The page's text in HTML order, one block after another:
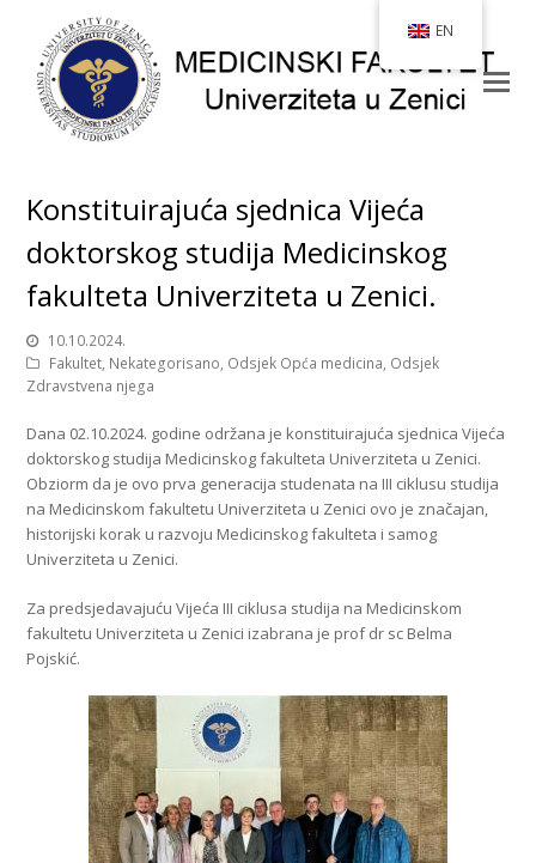
Konstituirajuća sjednica Vijeća
doktorskog studija Medicinskog
fakulteta Univerziteta u Zenici.
10.10.2024.
Fakultet, Nekategorisano, Odsjek Opća medicina, Odsjek
Zdravstvena njega
Dana 02.10.2024. godine održana je konstituirajuća sjednica Vijeća
doktorskog studija Medicinskog fakulteta Univerziteta u Zenici.
Obziorm da je ovo prva generacija studenata na III ciklusu studija
na Medicinskom fakultetu Univerziteta u Zenici ovo je značajan,
historijski korak u razvoju Medicinskog fakulteta i samog
Univerziteta u Zenici.
Za predsjedavajuću Vijeća III ciklusa studija na Medicinskom
fakultetu Univerziteta u Zenici izabrana je prof dr sc Belma
Pojskić.
EN